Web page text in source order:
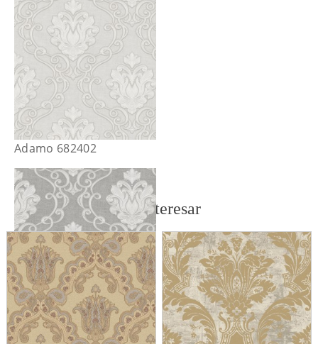
Adamo 682402
También te puede interesar